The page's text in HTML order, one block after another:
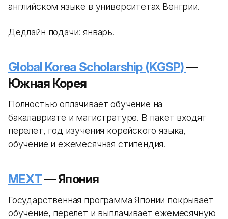
английском языке в университетах Венгрии.
Дедлайн подачи: январь.
Global Korea Scholarship (KGSP)—
Южная Корея
Полностью оплачивает обучение на
бакалавриате и магистратуре. В пакет входят
перелет, год изучения корейского языка,
обучение и ежемесячная стипендия.
MEXT— Япония
Государственная программа Японии покрывает
обучение, перелет и выплачивает ежемесячную